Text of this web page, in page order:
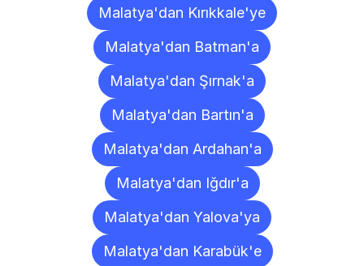
Malatya'dan Kırıkkale'ye
Malatya'dan Batman'a
Malatya'dan Şırnak'a
Malatya'dan Bartın'a
Malatya'dan Ardahan'a
Malatya'dan Iğdır'a
Malatya'dan Yalova'ya
Malatya'dan Karabük'e